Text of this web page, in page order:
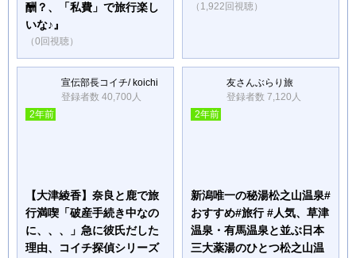
酬？、「私費」で旅行楽し
いな♪』
（0回視聴）
（1,922回視聴）
宣伝部長コイチ/ koichi
登録者数 40,700人
2年前
【大津綾香】奈良と鹿で旅
行満喫「破産手続き中なの
に、、、」急に彼氏だした
理由、コイチ探偵シリーズ
友さんぶらり旅
登録者数 7,120人
2年前
新潟唯一の秘湯松之山温泉#
おすすめ#旅行 #人気、草津
温泉・有馬温泉と並ぶ日本
三大薬湯のひとつ松之山温